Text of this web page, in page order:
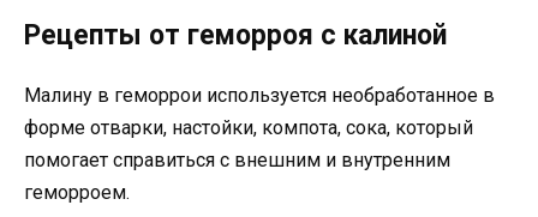
Рецепты от геморроя с калиной
Малину в геморрои используется необработанное в
форме отварки, настойки, компота, сока, который
помогает справиться с внешним и внутренним
геморроем.